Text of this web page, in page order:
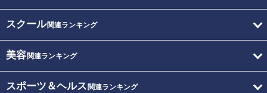
スクール関連ランキング
美容関連ランキング
スポーツ＆ヘルス 関連ランキング